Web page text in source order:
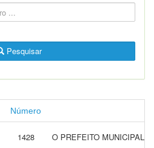
Pesquisar
Número
1428 O PREFEITO MUNICIPAL